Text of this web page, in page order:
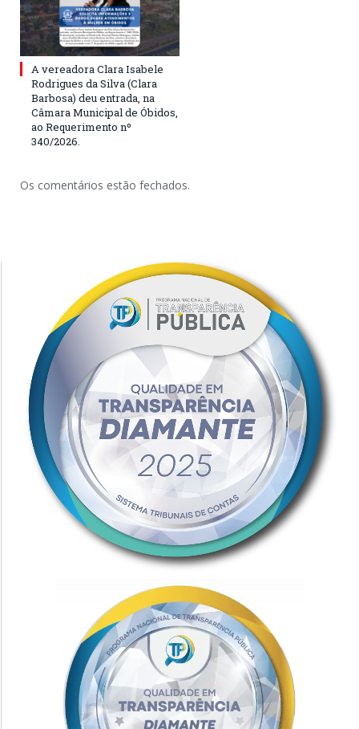
A vereadora Clara Isabele
Rodrigues da Silva (Clara
Barbosa) deu entrada, na
Câmara Municipal de Óbidos,
ao Requerimento nº
340/2026.
Os comentários estão fechados.